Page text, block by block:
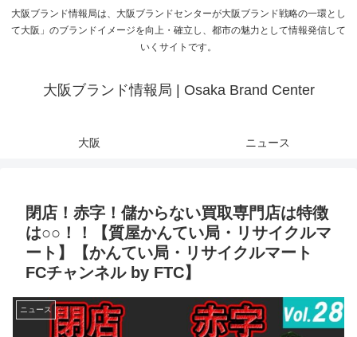
大阪ブランド情報局は、大阪ブランドセンターが大阪ブランド戦略の一環とし
て大阪」のブランドイメージを向上・確立し、都市の魅力として情報発信して
いくサイトです。
大阪ブランド情報局 | Osaka Brand Center
大阪 ニュース
閉店！赤字！儲からない買取専門店は特徴
は○○！！【質屋かんてい局・リサイクルマ
ート】【かんてい局・リサイクルマート
FCチャンネル by FTC】
ニュース